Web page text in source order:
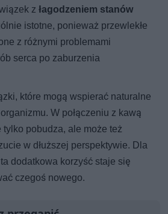
złagodzeniem stanów
istotne, ponieważ przewlekłe
z różnymi problemami
serca po zaburzenia
które mogą wspierać naturalne
W połączeniu z kawą
pobudza, ale może też
w dłuższej perspektywie. Dla
dodatkowa korzyść staje się
czegoś nowego.